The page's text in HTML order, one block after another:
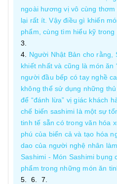
ngoài hương vị vô cùng
lại rất ít. Vậy điều gì khiến
phẩm, cùng tìm hiểu kỹ trong
Người Nhật Bản cho rằng,
khiết nhất và cũng là món ăn
người đầu bếp có tay nghề
không thể sử dụng những
để “đánh lừa” vị giác khách
chế biến sashimi là một sự
tinh tế sẵn có trong văn hóa
phú của biển cả và tạo hóa
dao của người nghệ nhân
Sashimi - Món Sashimi
phẩm trong những món ăn